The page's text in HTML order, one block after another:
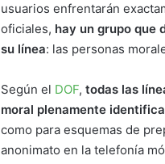
usuarios enfrentarán
oficiales, hay un grupo que
su línea: las personas
Según el DOF, todas las
moral plenamente
como para esquemas de
anonimato en la telefonía